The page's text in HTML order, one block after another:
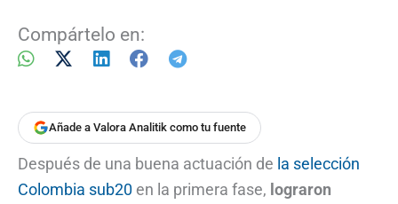
Compártelo en:
Añade a Valora Analitik como tu fuente
Después de una buena actuación de la selección
Colombia sub20 en la primera fase, lograron